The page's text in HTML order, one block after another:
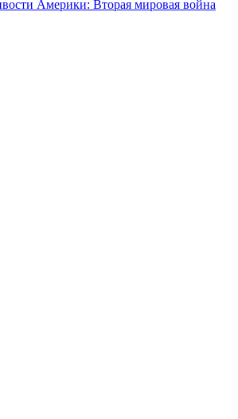
Америки: Вторая мировая война